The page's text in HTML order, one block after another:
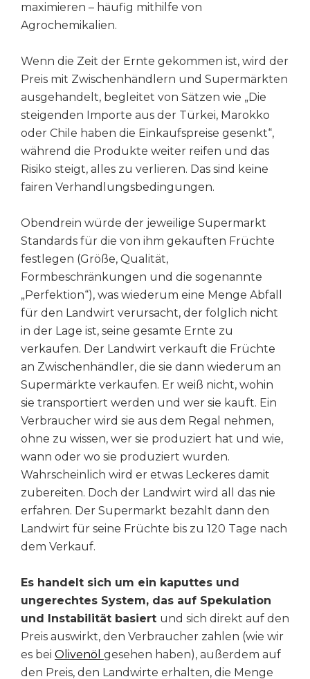
maximieren – häufig mithilfe von
Agrochemikalien.
Wenn die Zeit der Ernte gekommen ist, wird der
Preis mit Zwischenhändlern und Supermärkten
ausgehandelt, begleitet von Sätzen wie „Die
steigenden Importe aus der Türkei, Marokko
oder Chile haben die Einkaufspreise gesenkt“,
während die Produkte weiter reifen und das
Risiko steigt, alles zu verlieren. Das sind keine
fairen Verhandlungsbedingungen.
Obendrein würde der jeweilige Supermarkt
Standards für die von ihm gekauften Früchte
festlegen (Größe, Qualität,
Formbeschränkungen und die sogenannte
„Perfektion“), was wiederum eine Menge Abfall
für den Landwirt verursacht, der folglich nicht
in der Lage ist, seine gesamte Ernte zu
verkaufen. Der Landwirt verkauft die Früchte
an Zwischenhändler, die sie dann wiederum an
Supermärkte verkaufen. Er weiß nicht, wohin
sie transportiert werden und wer sie kauft. Ein
Verbraucher wird sie aus dem Regal nehmen,
ohne zu wissen, wer sie produziert hat und wie,
wann oder wo sie produziert wurden.
Wahrscheinlich wird er etwas Leckeres damit
zubereiten. Doch der Landwirt wird all das nie
erfahren. Der Supermarkt bezahlt dann den
Landwirt für seine Früchte bis zu 120 Tage nach
dem Verkauf.
Es handelt sich um ein kaputtes und
ungerechtes System, das auf Spekulation
und Instabilität basiert und sich direkt auf den
Preis auswirkt, den Verbraucher zahlen (wie wir
es bei Olivenöl gesehen haben), außerdem auf
den Preis, den Landwirte erhalten, die Menge